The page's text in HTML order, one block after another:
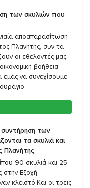
των σκυλιών που
αποαπαρασίτωση
Πλανήτης, συν τα
οι εθελοντές μας,
βοήθεια,
εμάς να συνεχίσουμε
συντήρηση των
τα σκυλιά και
Πλανήτης
90 σκυλιά και 25
στην Εξοχή
κλειστό.Και οι τρεις